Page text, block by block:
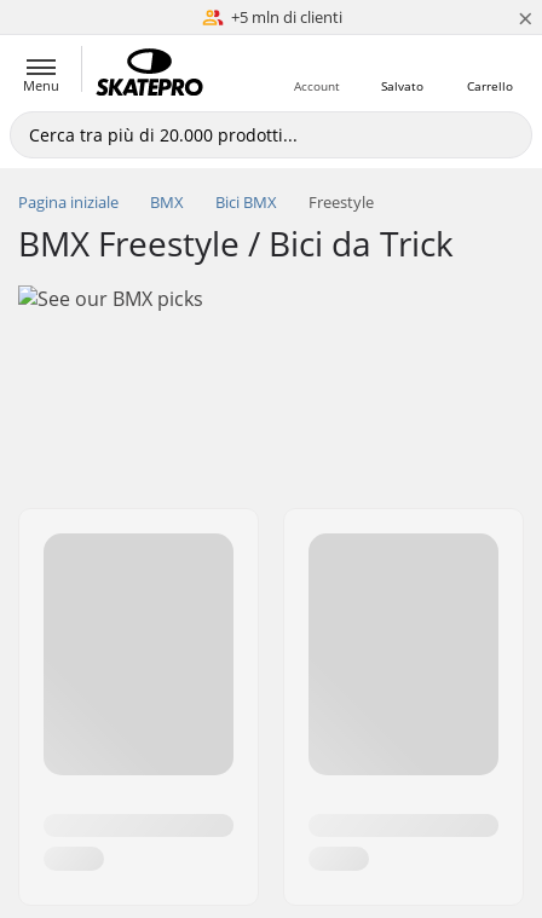
Spedizione rapida
+5 mln di clienti ×
Menu Carrello
Salvato
Account
Pagina iniziale BMX Bici BMX Freestyle
BMX Freestyle / Bici da Trick